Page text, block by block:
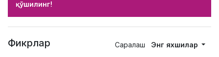
қўшилинг!
Фикрлар Саралаш Энг яхшилар